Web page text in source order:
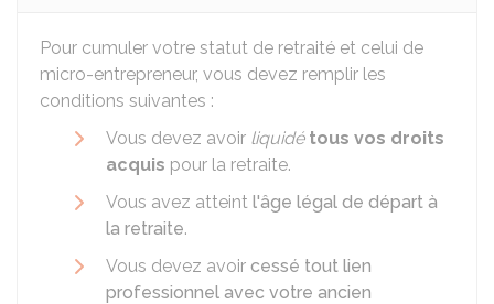
Pour cumuler votre statut de retraité et celui de
micro-entrepreneur, vous devez remplir les
conditions suivantes :
Vous devez avoir liquidétous vos droits
acquis pour la retraite.
Vous avez atteint l'âge légal de départ à
la retraite.
Vous devez avoir cessé tout lien
professionnel avec votre ancien